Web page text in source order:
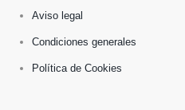
Aviso legal
Condiciones generales
Política de Cookies